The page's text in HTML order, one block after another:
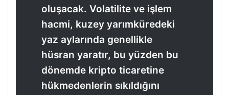
oluşacak. Volatilite ve işlem
hacmi, kuzey yarımküredeki
yaz aylarında genellikle
hüsran yaratır, bu yüzden bu
dönemde kripto ticaretine
hükmedenlerin sıkıldığını